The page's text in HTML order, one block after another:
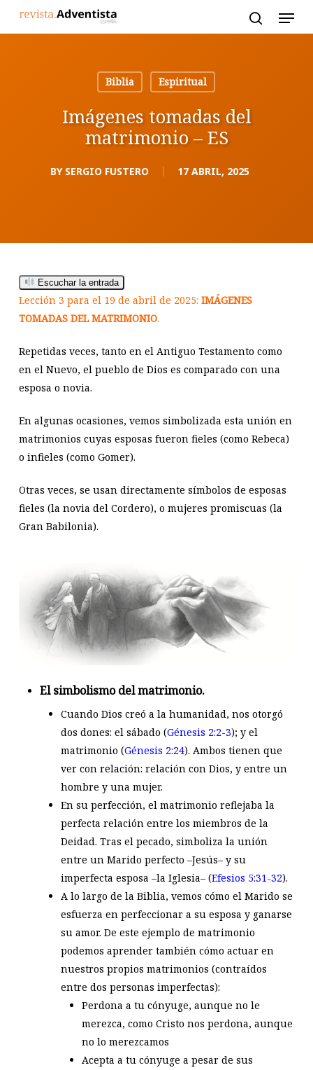
Biblia
Espiritual
Imágenes tomadas del
matrimonio – ES
BY SERGIO FUSTERO 17 ABRIL, 2025
Escuchar la entrada
Lección 3 para el 19 de abril de 2025: IMÁGENES
TOMADAS DEL MATRIMONIO.
Repetidas veces, tanto en el Antiguo Testamento como
en el Nuevo, el pueblo de Dios es comparado con una
esposa o novia.
En algunas ocasiones, vemos simbolizada esta unión en
matrimonios cuyas esposas fueron fieles (como Rebeca)
o infieles (como Gomer).
Otras veces, se usan directamente símbolos de esposas
fieles (la novia del Cordero), o mujeres promiscuas (la
Gran Babilonia).
El simbolismo del matrimonio.
Cuando Dios creó a la humanidad, nos otorgó
dos dones: el sábado (Génesis 2:2-3); y el
matrimonio (Génesis 2:24). Ambos tienen que
ver con relación: relación con Dios, y entre un
hombre y una mujer.
En su perfección, el matrimonio reflejaba la
perfecta relación entre los miembros de la
Deidad. Tras el pecado, simboliza la unión
entre un Marido perfecto –Jesús– y su
imperfecta esposa –la Iglesia– (Efesios 5:31-32).
A lo largo de la Biblia, vemos cómo el Marido se
esfuerza en perfeccionar a su esposa y ganarse
su amor. De este ejemplo de matrimonio
podemos aprender también cómo actuar en
nuestros propios matrimonios (contraídos
entre dos personas imperfectas):
Perdona a tu cónyuge, aunque no le
merezca, como Cristo nos perdona, aunque
no lo merezcamos
Acepta a tu cónyuge a pesar de sus